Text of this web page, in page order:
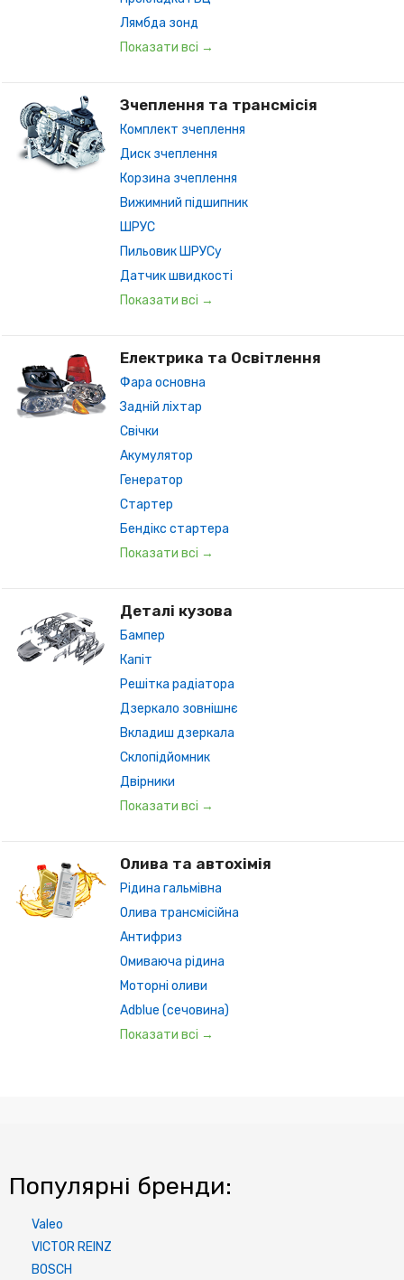
Лямбда зонд
Показати всі →
Зчеплення та трансмісія
Комплект зчеплення
Диск зчеплення
Корзина зчеплення
Вижимний підшипник
ШРУС
Пильовик ШРУСу
Датчик швидкості
Показати всі →
Електрика та Освітлення
Фара основна
Задній ліхтар
Свічки
Акумулятор
Генератор
Стартер
Бендікс стартера
Показати всі →
Деталі кузова
Бампер
Капіт
Решітка радіатора
Дзеркало зовнішнє
Вкладиш дзеркала
Склопідйомник
Двірники
Показати всі →
Олива та автохімія
Рідина гальмівна
Олива трансмісійна
Антифриз
Омиваюча рідина
Моторні оливи
Adblue (сечовина)
Показати всі →
Популярні бренди:
Valeo
VICTOR REINZ
BOSCH